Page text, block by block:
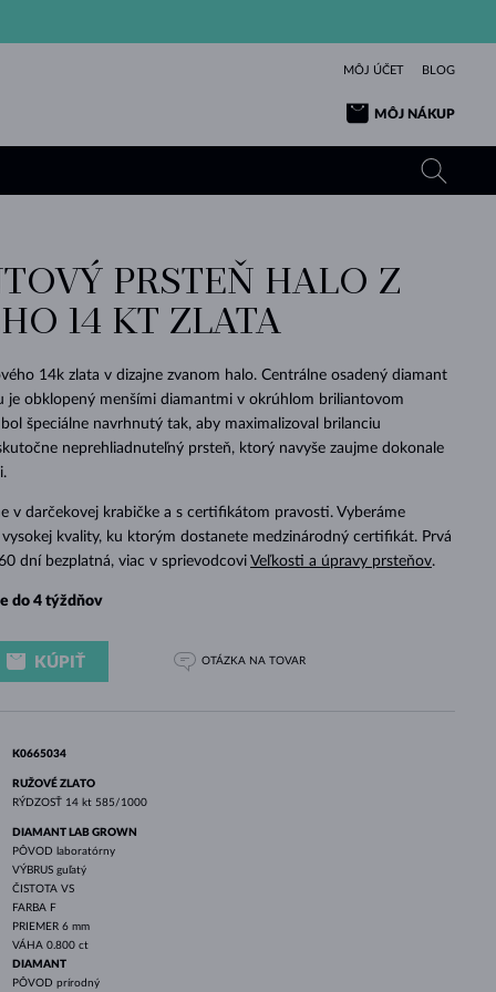
MÔJ ÚČET BLOG
MÔJ NÁKUP
VÝNIMOČNÝ
LÁSKA
ŽLTÉ ZLATO
RUŽOVÉ ZLATO
KRÁSOU
TANZANITY
TOPÁSY
TURMALÍNY
VLTAVÍNY
PRE BÁBÄTKÁ
BIELE ZLATO
KRÁSNE
TURMALÍNY
VLTAVÍNY
MINERÁLY
PERLOVÉ PRÍVESKY
BIELE ZLATO
RUŽOVÉ ZLATO
PRÍVESKY
NÁRAMKY
ELEGANCIA
ZAFÍRY
SMARAGDY
VLTAVÍNY
MINERÁLY
BIELE ZLATO
ŠPERKY
KRÁSU
KOLEKCIE
PRSTEŇ HALO Z
14 KT ZLATA
14k zlata v dizajne zvanom halo. Centrálne osadený diamant
je obklopený menšími diamantmi v okrúhlom briliantovom
špeciálne navrhnutý tak, aby maximalizoval brilanciu
neprehliadnuteľný prsteň, ktorý navyše zaujme dokonale
v darčekovej krabičke a s certifikátom pravosti. Vyberáme
kvality, ku ktorým dostanete medzinárodný certifikát. Prvá
dní bezplatná, viac v sprievodcovi Veľkosti a úpravy prsteňov.
do 4 týždňov
KÚPIŤ OTÁZKA NA TOVAR
K0665034
RUŽOVÉ ZLATO
RÝDZOSŤ 14 kt 585/1000
DIAMANT LAB GROWN
PÔVOD laboratórny
VÝBRUS guľatý
ČISTOTA VS
FARBA F
PRIEMER 6 mm
VÁHA 0.800 ct
DIAMANT
PÔVOD prírodný